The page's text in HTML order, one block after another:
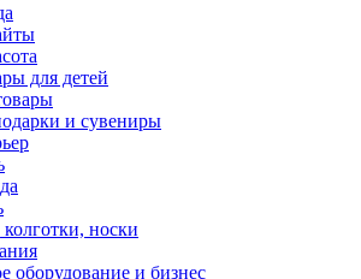
для детей
и сувениры
носки
и бизнес